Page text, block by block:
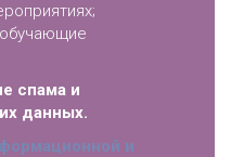
спама и
данных.
и